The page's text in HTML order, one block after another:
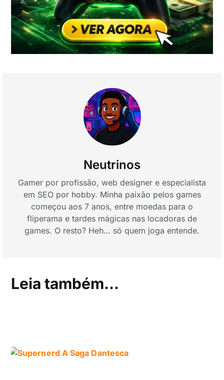
Neutrinos
Gamer por profissão, web designer e especialista
em SEO por hobby. Minha paixão pelos games
começou aos 7 anos, entre moedas para o
fliperama e tardes mágicas nas locadoras de
games. O resto? Heh… só quem joga entende.
Leia também...